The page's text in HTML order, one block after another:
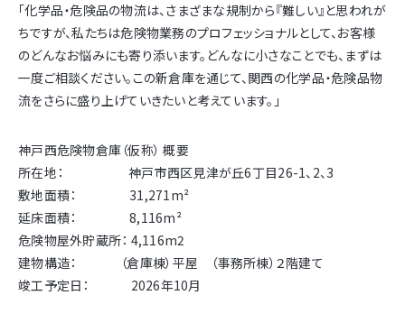
「化学品・危険品の物流は、さまざまな規制から『難しい』と思われが
ちですが、私たちは危険物業務のプロフェッショナルとして、お客様
のどんなお悩みにも寄り添います。どんなに小さなことでも、まずは
一度ご相談ください。この新倉庫を通じて、関西の化学品・危険品物
流をさらに盛り上げていきたいと考えています。」
神戸西危険物倉庫（仮称） 概要
所在地： 神戸市西区見津が丘6丁目26-1、2、3
敷地面積： 31,271m²
延床面積： 8,116m²
危険物屋外貯蔵所： 4,116m2
建物構造： （倉庫棟）平屋 （事務所棟）２階建て
竣工予定日： 2026年10月